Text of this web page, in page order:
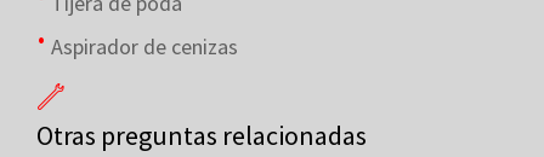
Aspirador de cenizas
Otras preguntas relacionadas